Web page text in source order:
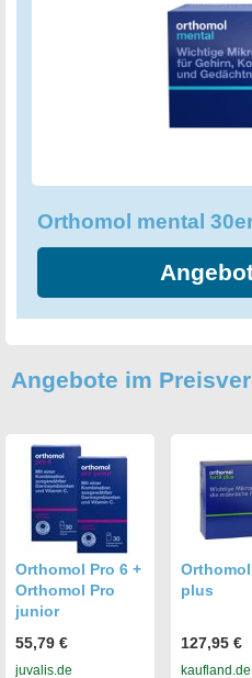
die Bedürfnisse Ihres
Sie Ihre Leistungsfähigkeit,
und Gedächtnisleistung - mit
Angebote im
Orthomol Pro 6 +
Orthomol Pro
junior
55,79 €
juvalis.de
plus
127,95 €
kaufland.de